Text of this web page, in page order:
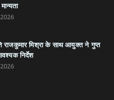
राजकुमार मिश्रा के साथ आयुक्त ने गुप्त
निर्देश